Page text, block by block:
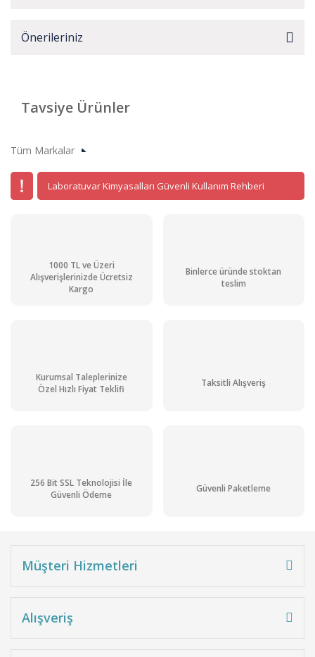
Önerileriniz
Tavsiye Ürünler
Tüm Markalar
Laboratuvar Kimyasalları Güvenli Kullanım Rehberi
1000 TL ve Üzeri
Alışverişlerinizde Ücretsiz
Kargo
Binlerce üründe stoktan
teslim
Kurumsal Taleplerinize
Özel Hızlı Fiyat Teklifi
Taksitli Alışveriş
256 Bit SSL Teknolojisi İle
Güvenli Ödeme
Güvenli Paketleme
Müşteri Hizmetleri
Alışveriş